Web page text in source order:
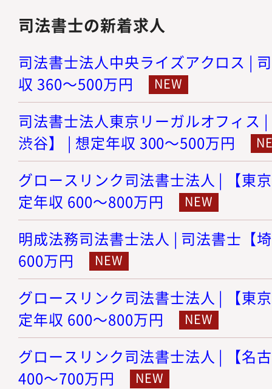
司法書士の新着求人
司法書士法人中央ライズアクロス |
収 360～500万円
司法書士法人東京リーガルオフィス
渋谷】 | 想定年収 300～500万円
グロースリンク司法書士法人 | 【東
定年収 600～800万円
明成法務司法書士法人 | 司法書士【
600万円
グロースリンク司法書士法人 | 【東
定年収 600～800万円
グロースリンク司法書士法人 | 【名
400～700万円